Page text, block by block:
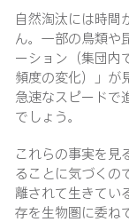
自然淘汰には時間
ん。一部の鳥類や
ーション（集団内
頻度の変化）」が
急速なスピードで
でしょう。
これらの事実を見
ることに気づくの
離されて生きてい
存を生物圏に委ね